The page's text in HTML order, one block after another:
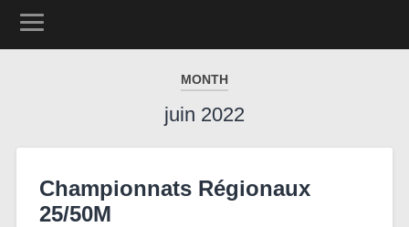
MONTH
juin 2022
Championnats Régionaux
25/50M